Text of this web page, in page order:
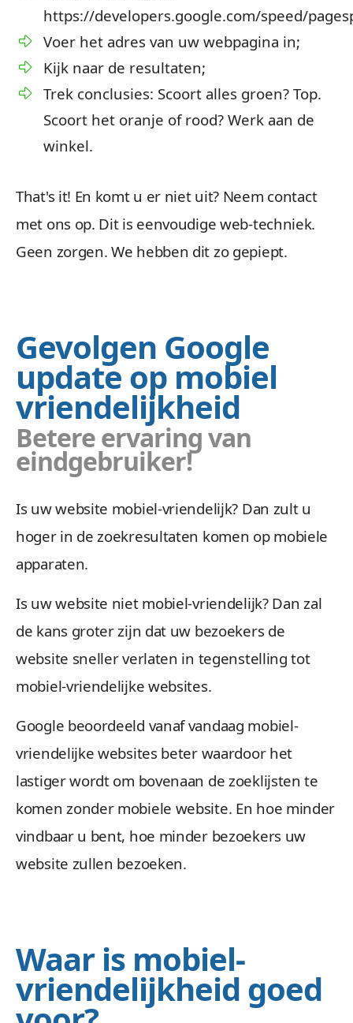
https://developers.google.com/speed/
Voer het adres van uw webpagina in;
Kijk naar de resultaten;
Trek conclusies: Scoort alles groen? Top.
Scoort het oranje of rood? Werk aan de
winkel.
That's it! En komt u er niet uit? Neem contact
met ons op. Dit is eenvoudige web-techniek.
Geen zorgen. We hebben dit zo gepiept.
Gevolgen Google
update op mobiel
vriendelijkheid
Betere ervaring van
eindgebruiker!
Is uw website mobiel-vriendelijk? Dan zult u
hoger in de zoekresultaten komen op mobiele
apparaten.
Is uw website niet mobiel-vriendelijk? Dan zal
de kans groter zijn dat uw bezoekers de
website sneller verlaten in tegenstelling tot
mobiel-vriendelijke websites.
Google beoordeeld vanaf vandaag mobiel-
vriendelijke websites beter waardoor het
lastiger wordt om bovenaan de zoeklijsten te
komen zonder mobiele website. En hoe minder
vindbaar u bent, hoe minder bezoekers uw
website zullen bezoeken.
Waar is mobiel-
vriendelijkheid goed